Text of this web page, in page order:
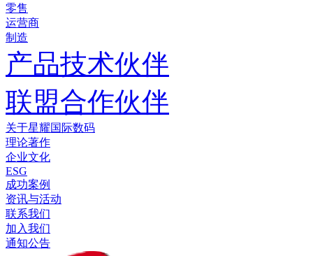
零售
运营商
制造
产品技术伙伴
联盟合作伙伴
关于星耀国际数码
理论著作
企业文化
ESG
成功案例
资讯与活动
联系我们
加入我们
通知公告